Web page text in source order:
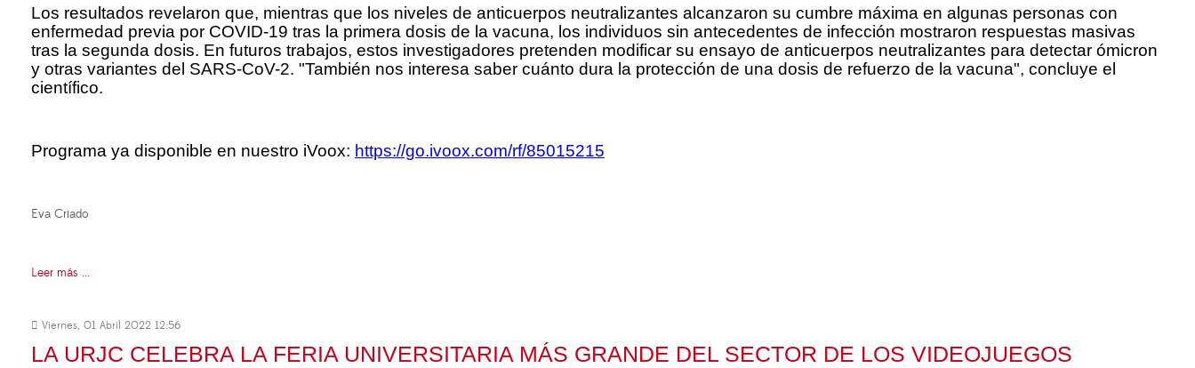
Los resultados revelaron que, mientras que los niveles de anticuerpos neutralizantes alcanzaron su cumbre máxima en algunas personas con
enfermedad previa por COVID-19 tras la primera dosis de la vacuna, los individuos sin antecedentes de infección mostraron respuestas masivas
tras la segunda dosis. En futuros trabajos, estos investigadores pretenden modificar su ensayo de anticuerpos neutralizantes para detectar ómicron
y otras variantes del SARS-CoV-2. "También nos interesa saber cuánto dura la protección de una dosis de refuerzo de la vacuna", concluye el
científico.
Programa ya disponible en nuestro iVoox: https://go.ivoox.com/rf/85015215
Eva Criado
Leer más ...
Viernes, 01 Abril 2022 12:56
LA URJC CELEBRA LA FERIA UNIVERSITARIA MÁS GRANDE DEL SECTOR DE LOS VIDEOJUEGOS